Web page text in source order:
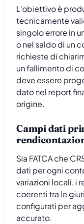
L'obiettivo è
tecnicamente
singolo errore in
o nel saldo di un
richieste di
un fallimento di
deve essere
dato nel report
origine.
Campi dati
Sia FATCA che
dati per ogni
variazioni locali, i
coerenti tra le
configurati per
accurato.